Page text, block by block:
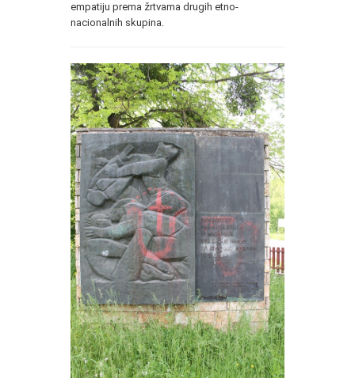
empatiju prema žrtvama drugih etno-
nacionalnih skupina.